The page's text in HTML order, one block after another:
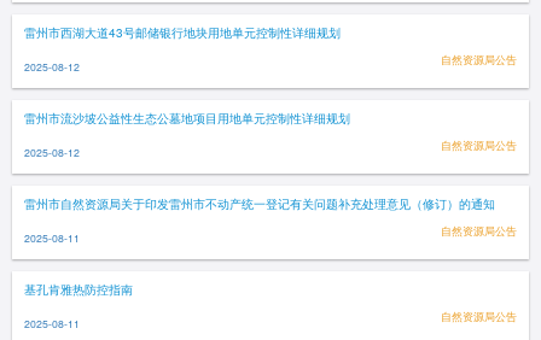
雷州市西湖大道43号邮储银行地块用地单元控制性详细规划
2025-08-12 自然资源局公告
雷州市流沙坡公益性生态公墓地项目用地单元控制性详细规划
2025-08-12 自然资源局公告
雷州市自然资源局关于印发雷州市不动产统一登记有关问题补充处理意见（修订）的通知
2025-08-11 自然资源局公告
基孔肯雅热防控指南
2025-08-11 自然资源局公告